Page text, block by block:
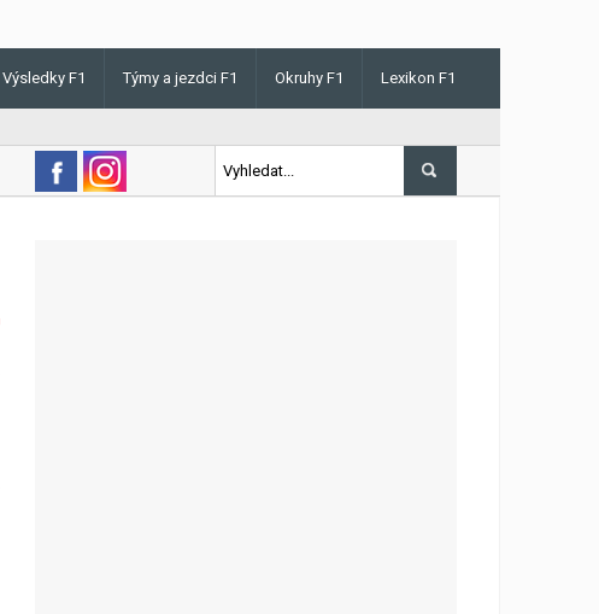
Výsledky F1 Týmy a jezdci F1 Okruhy F1 Lexikon F1
Norris v Maďarsku letos poprvé vyhrál kvalifikaci